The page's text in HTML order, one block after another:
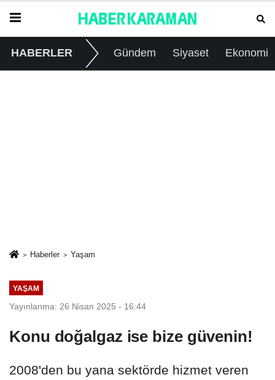
HABERLER Gündem Siyaset Ekonomi
Haberler Yaşam
YAŞAM
Yayınlanma: 26 Nisan 2025 - 16:44
Konu doğalgaz ise bize güvenin!
2008'den bu yana sektörde hizmet veren